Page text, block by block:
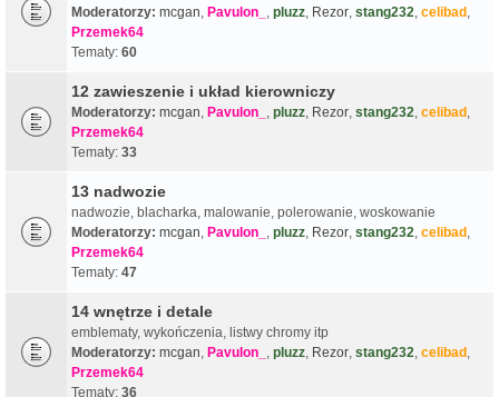
Moderatorzy: mcgan, Pavulon_ , pluzz, Rezor, stang232, celibad,
Przemek64
Tematy: 60
12 zawieszenie i układ kierowniczy
Moderatorzy: mcgan, Pavulon_ , pluzz, Rezor, stang232, celibad,
Przemek64
Tematy: 33
13 nadwozie
nadwozie, blacharka, malowanie, polerowanie, woskowanie
Moderatorzy: mcgan, Pavulon_ , pluzz, Rezor, stang232, celibad,
Przemek64
Tematy: 47
14 wnętrze i detale
emblematy, wykończenia, listwy chromy itp
Moderatorzy: mcgan, Pavulon_ , pluzz, Rezor, stang232, celibad,
Przemek64
Tematy: 36